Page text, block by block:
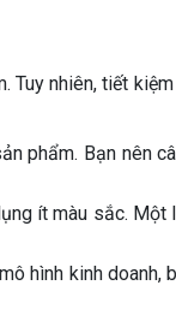
nhiên, tiết
phẩm. Bạn nên
ít màu sắc.
hình kinh